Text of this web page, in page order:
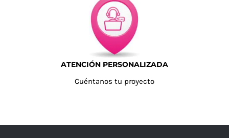
ATENCIÓN PERSONALIZADA
Cuéntanos tu proyecto